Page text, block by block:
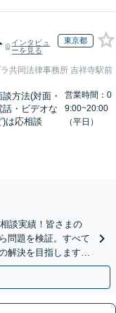
インタビュ
ーを見る
東京都
共同法律事務所 吉祥寺駅前
談方法(対面・
話・ビデオな
)は応相談
営業時間：0
9:00~20:00
（平日）
談実績！皆さまの
問題を検証。すべて
解決を目指します
】